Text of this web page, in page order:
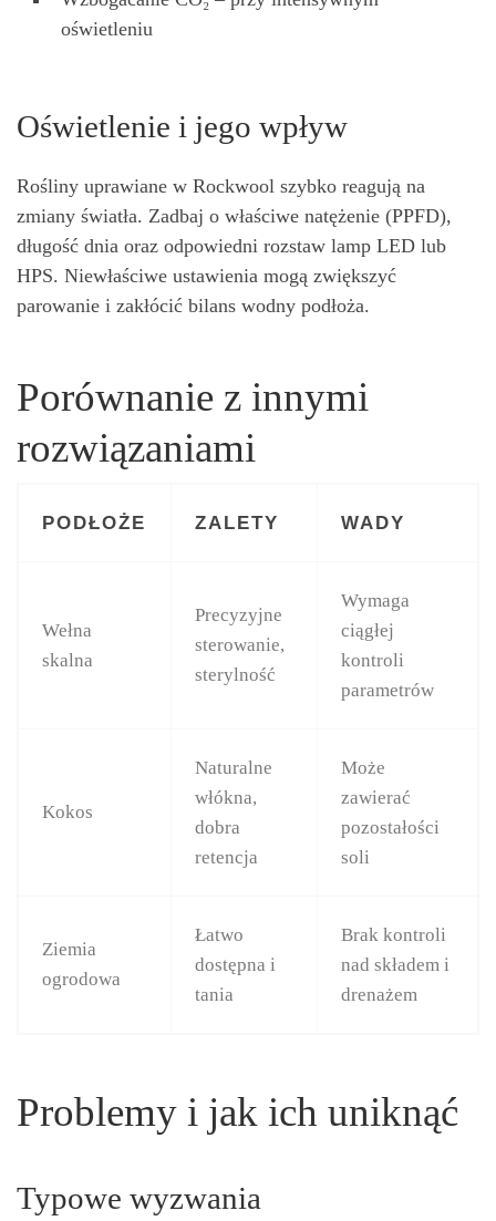
oświetleniu
Oświetlenie i jego wpływ
Rośliny uprawiane w Rockwool szybko reagują na
zmiany światła. Zadbaj o właściwe natężenie (PPFD),
długość dnia oraz odpowiedni rozstaw lamp LED lub
HPS. Niewłaściwe ustawienia mogą zwiększyć
parowanie i zakłócić bilans wodny podłoża.
Porównanie z innymi
rozwiązaniami
PODŁOŻE ZALETY WADY
Wełna
skalna
Precyzyjne
sterowanie,
sterylność
Wymaga
ciągłej
kontroli
parametrów
Kokos
Naturalne
włókna,
dobra
retencja
Może
zawierać
pozostałości
soli
Ziemia
ogrodowa
Łatwo
dostępna i
tania
Brak kontroli
nad składem i
drenażem
Problemy i jak ich uniknąć
Typowe wyzwania